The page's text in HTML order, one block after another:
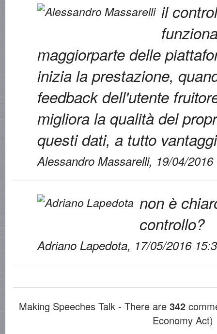
il
maggiorparte delle
inizia la prestazione,
feedback dell'utente
migliora la qualità del
questi dati, a tutto
Alessandro Massarelli, 19/04/2016
non è
controllo?
Adriano Lapedota, 17/05/2016
Making Speeches Talk - There are 342
Economy Act)